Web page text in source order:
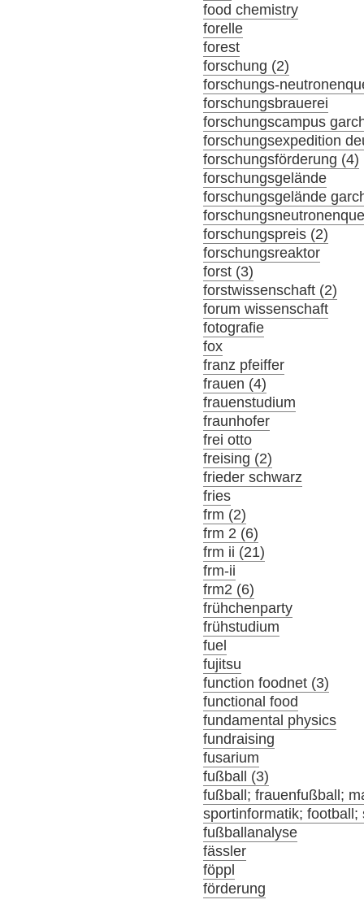
food chemistry
forelle
forest
forschung (2)
forschungs-
forschungsbrauerei
forschungscampus
forschungsexpedition
forschungsförderung (4)
forschungsgelände
forschungsgelände
forschungspreis (2)
forschungsreaktor
forst (3)
forstwissenschaft (2)
forum wissenschaft
fotografie
fox
franz pfeiffer
frauen (4)
frauenstudium
fraunhofer
frei otto
freising (2)
frieder schwarz
fries
frm (2)
frm 2 (6)
frm ii (21)
frm-ii
frm2 (6)
frühchenparty
frühstudium
fuel
fujitsu
function foodnet (3)
functional food
fundamental physics
fundraising
fusarium
fußball (3)
fußball; frauenfußball;
sportinformatik; football;
fußballanalyse
fässler
föppl
förderung